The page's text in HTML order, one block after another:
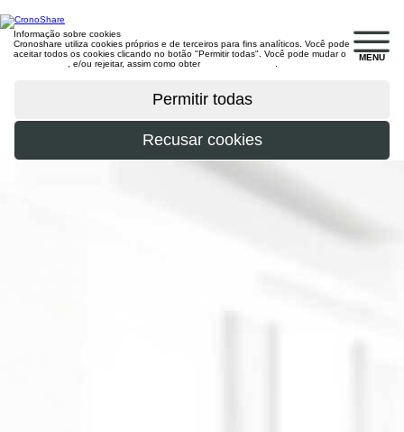
MENU
Informação sobre cookies
Cronoshare utiliza cookies próprios e de terceiros para fins analíticos. Você pode
aceitar todos os cookies clicando no botão "Permitir todas". Você pode mudar o
, e/ou rejeitar, assim como obter